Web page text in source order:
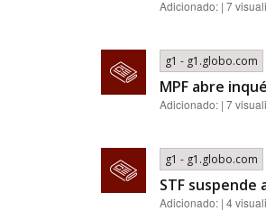
Adicionado: | 7
g1 - g1.globo.com
MPF abre
Adicionado: | 7
g1 - g1.globo.com
STF
Adicionado: | 4